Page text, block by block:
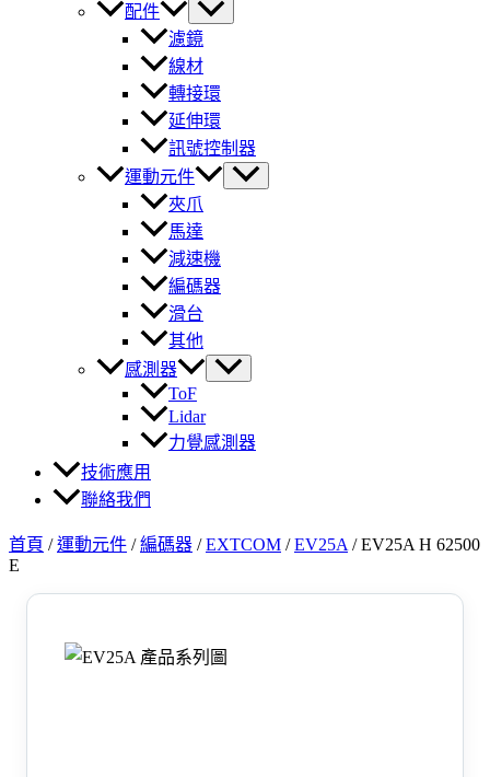
配件
濾鏡
線材
轉接環
延伸環
訊號控制器
運動元件
夾爪
馬達
減速機
編碼器
滑台
其他
感測器
ToF
Lidar
力覺感測器
技術應用
聯絡我們
首頁 /運動元件 /編碼器 /EXTCOM /EV25A /EV25A H 62500
E